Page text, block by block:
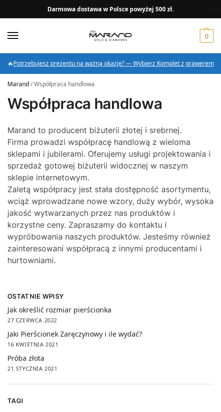
Darmowa dostawa w Polsce powyżej 500 zł.
0
🔥Potrzebujesz prezentu na ważną okazję? — Wybierz Komplet z grawerem
Marand/Współpraca handlowa
Współpraca handlowa
Marand to producent biżuterii złotej i srebrnej.
Firma prowadzi współpracę handlową z wieloma
sklepami i jubilerami. Oferujemy usługi projektowania i
sprzedaż gotowej biżuterii widocznej w naszym
sklepie internetowym.
Zaletą współpracy jest stała dostępność asortymentu,
wciąż wprowadzane nowe wzory, duży wybór, wysoka
jakość wytwarzanych przez nas produktów i
korzystne ceny. Zapraszamy do kontaktu i
wypróbowania naszych produktów. Jesteśmy również
zainteresowani współpracą z innymi producentami i
hurtowniami.
OSTATNIE WPISY
Jak określić rozmiar pierścionka
27 CZERWCA 2022
Jaki Pierścionek Zaręczynowy i ile wydać?
16 KWIETNIA 2021
Próba złota
21 STYCZNIA 2021
TAGI